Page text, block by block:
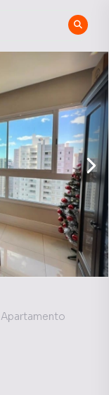
Apartamento